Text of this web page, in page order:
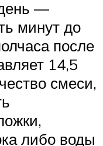
—
минут до
после
14,5
смеси,
либо воды